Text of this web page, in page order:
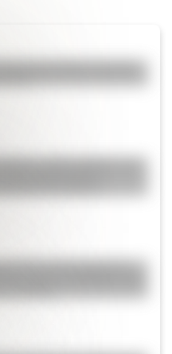
Martín y Simón Bolívar: así
Aires al principio del